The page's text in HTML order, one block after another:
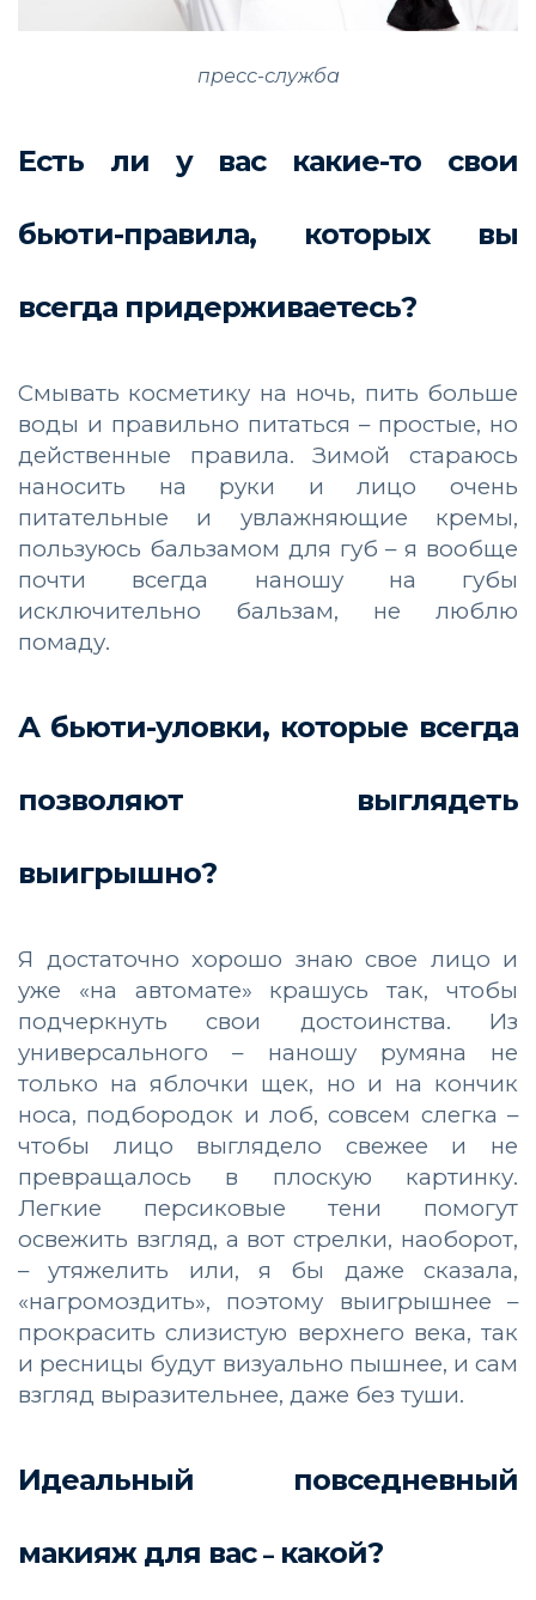
пресс-служба
Есть ли у вас какие-то свои
бьюти-правила, которых вы
всегда придерживаетесь?
Смывать косметику на ночь, пить больше
воды и правильно питаться – простые, но
действенные правила. Зимой стараюсь
наносить на руки и лицо очень
питательные и увлажняющие кремы,
пользуюсь бальзамом для губ – я вообще
почти всегда наношу на губы
исключительно бальзам, не люблю
помаду.
А бьюти-уловки, которые всегда
позволяют выглядеть
выигрышно?
Я достаточно хорошо знаю свое лицо и
уже «на автомате» крашусь так, чтобы
подчеркнуть свои достоинства. Из
универсального – наношу румяна не
только на яблочки щек, но и на кончик
носа, подбородок и лоб, совсем слегка –
чтобы лицо выглядело свежее и не
превращалось в плоскую картинку.
Легкие персиковые тени помогут
освежить взгляд, а вот стрелки, наоборот,
– утяжелить или, я бы даже сказала,
«нагромоздить», поэтому выигрышнее –
прокрасить слизистую верхнего века, так
и ресницы будут визуально пышнее, и сам
взгляд выразительнее, даже без туши.
Идеальный повседневный
макияж для вас –какой?